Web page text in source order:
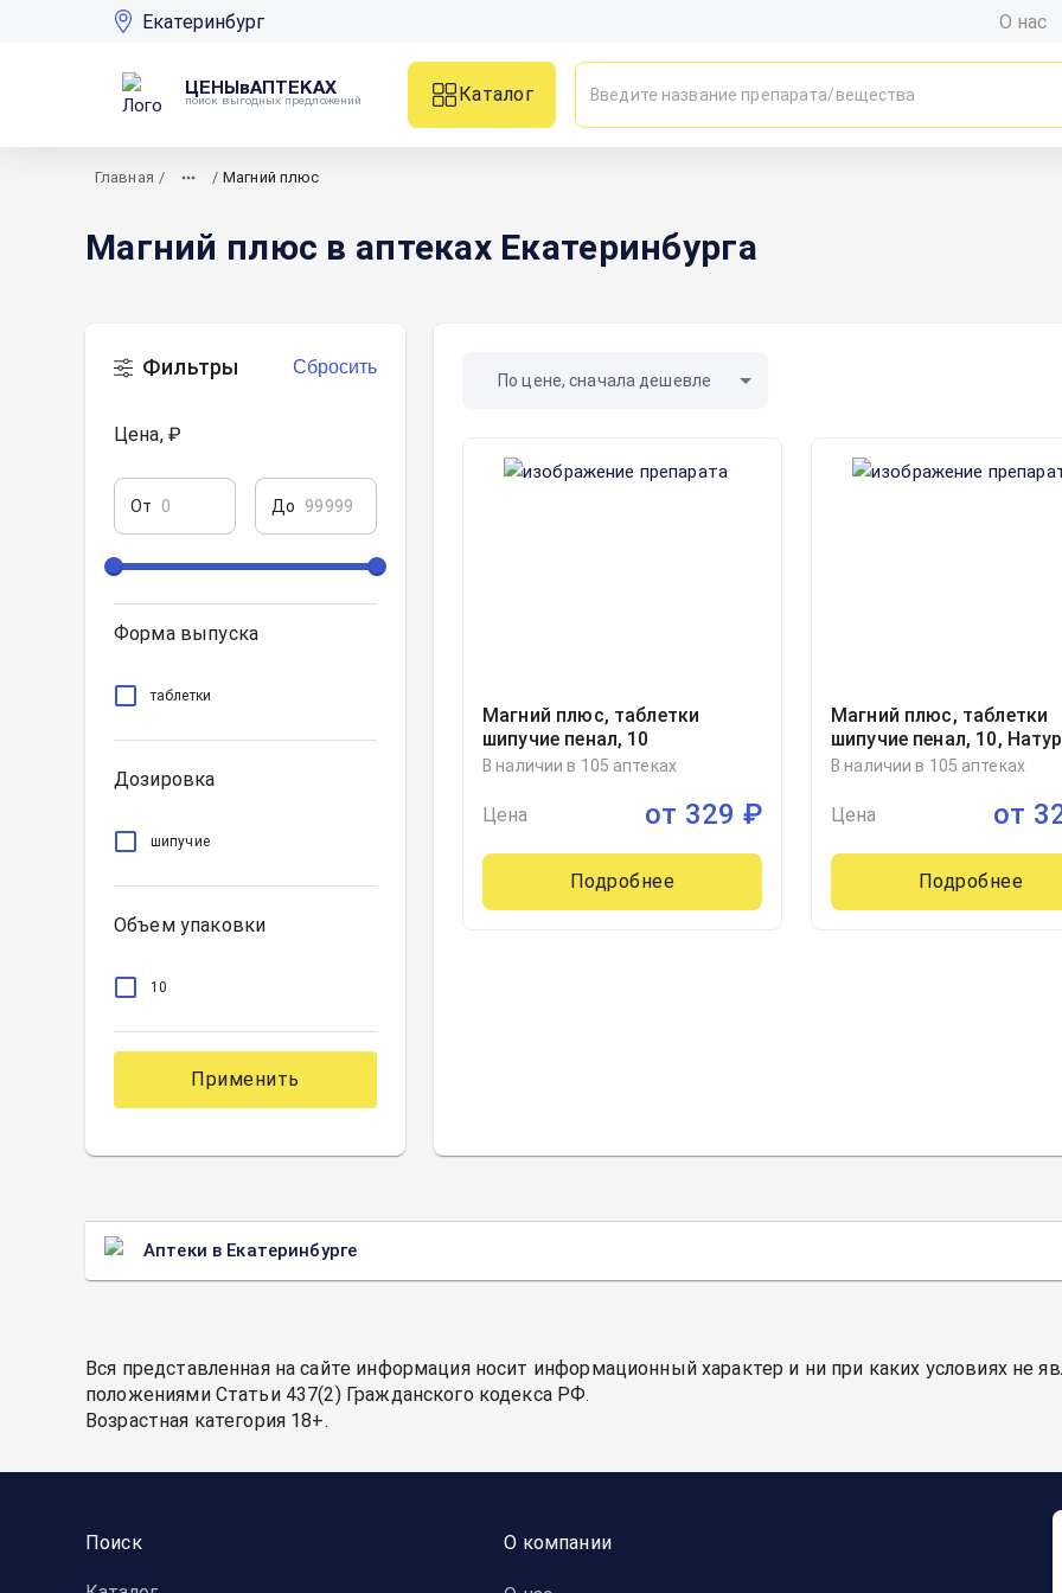
Екатеринбург О нас
ЦЕНЫвАПТЕКАХ
поиск выгодных предложений
Каталог
Главная / / Магний плюс
Магний плюс в аптеках Екатеринбурга
Фильтры Сбросить
Цена, ₽
От До
Форма выпуска
таблетки
Дозировка
шипучие
Объем упаковки
10
Применить
По цене, сначала дешевле
Магний плюс, таблетки
шипучие пенал, 10
В наличии в 105 аптеках
Цена от 329 ₽
Подробнее
Магний плюс, таблетки
шипучие пенал, 10, Натур
Продукт Фарма Сп.Зо.о,
В наличии в 105 аптеках
Цена от
Подробнее
Аптеки в Екатеринбурге
Вся представленная на сайте информация носит информационный характер и ни при каких условиях не
положениями Статьи 437(2) Гражданского кодекса РФ.
Возрастная категория 18+.
Поиск О компании